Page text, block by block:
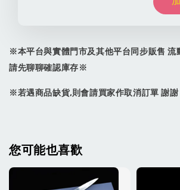
※本平台與實體門市及其他平台同步販售 流
請先聊聊確認庫存※
※若遇商品缺貨,則會請買家作取消訂單 謝
您可能也喜歡